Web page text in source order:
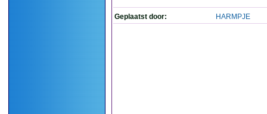
Geplaatst door: HARMPJE